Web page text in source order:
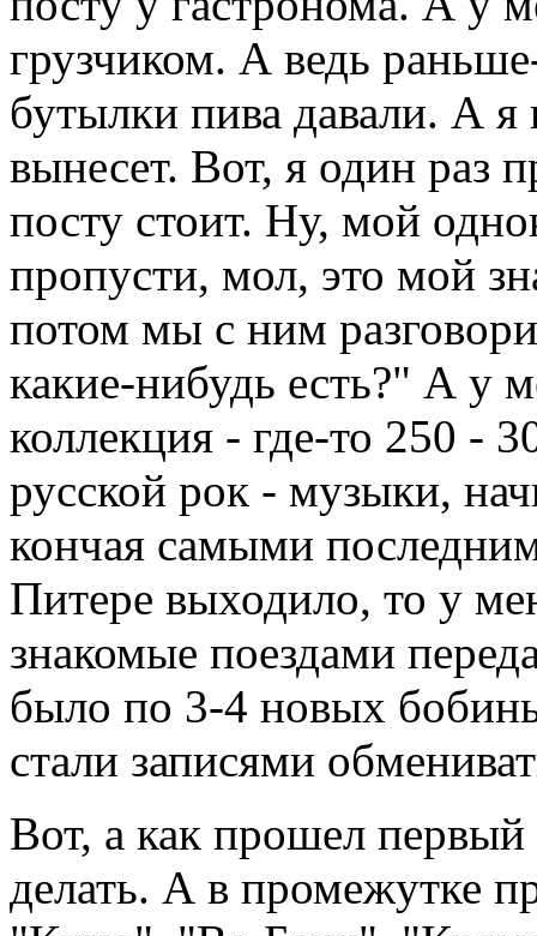
грузчиком. А ведь
бутылки пива давали. А
вынесет. Вот, я один раз
посту стоит. Ну, мой
пропусти, мол, это мой
потом мы с ним
какие-нибудь есть?" А у
коллекция - где-то 250 -
русской рок - музыки,
кончая самыми
Питере выходило, то у
знакомые поездами
было по 3-4 новых
стали записями
Вот, а как прошел
делать. А в промежутке